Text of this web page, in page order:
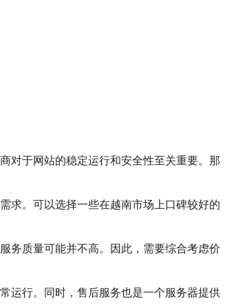
对于网站的稳定运行和安全性至关重要。那
求。可以选择一些在越南市场上口碑较好的
务质量可能并不高。因此，需要综合考虑价
运行。同时，售后服务也是一个服务器提供